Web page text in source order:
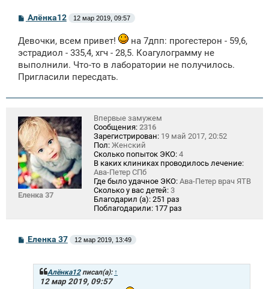
С
о
б
щ
е
н
и
е
Алёнка12 12 мар 2019, 09:57
Девочки, всем привет!
на 7дпп: прогестерон - 59,6,
эстрадиол - 335,4, хгч - 28,5. Коагулограмму не
выполнили. Что-то в лаборатории не получилось.
Пригласили пересдать.
Еленка 37
Впервые замужем
Сообщения: 2316
Зарегистрирован: 19 май 2017, 20:52
Пол: Женский
Сколько попыток ЭКО: 4
В каких клиниках проводилось лечение:
Ава-Петер СПб
Где было удачное ЭКО: Ава-Петер врач ЯТВ
Сколько у вас детей: 3
Благодарил (а): 251 раз
Поблагодарили: 177 раз
С
о
Еленка 37 12 мар 2019, 13:49
Алёнка12писал(а): ↑
12 мар 2019, 09:57